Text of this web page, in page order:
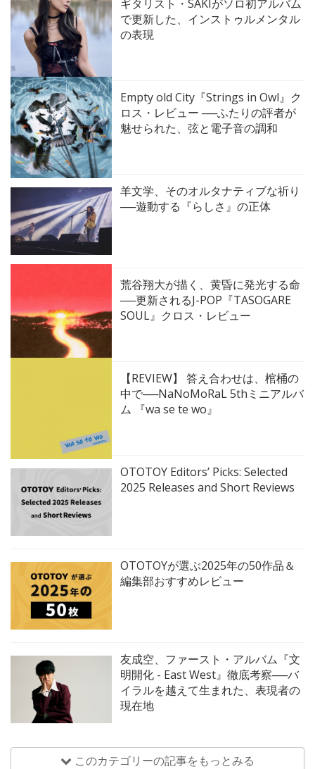
ギタリスト・SAKIがソロ初アルバム
で更新した、インストゥルメンタル
の表現
Empty old City『Strings in Owl』ク
ロス・レビュー ──ふたりの評者が
魅せられた、弦と電子音の調和
羊文学、そのオルタナティブな祈り
──遊動する『らしさ』の正体
荒谷翔大が描く、黄昏に発光する命
──更新されるJ-POP『TASOGARE
SOUL』クロス・レビュー
【REVIEW】 答え合わせは、棺桶の
中で──NaNoMoRaL 5thミニアルバ
ム 『wa se te wo』
OTOTOY Editors’ Picks: Selected
2025 Releases and Short Reviews
OTOTOYが選ぶ2025年の50作品＆
編集部おすすめレビュー
友成空、ファースト・アルバム『文
明開化 - East West』徹底考察──バ
イラルを越えて生まれた、表現者の
現在地
このカテゴリーの記事をもっとみる